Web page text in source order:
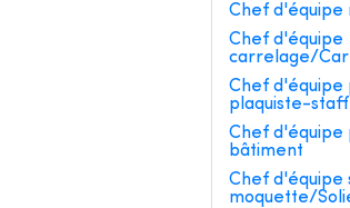
Chef
Chef d'équipe
carrelage/
Chef
plaquiste-
Chef
bâtiment
Chef d'équipe
moquette/